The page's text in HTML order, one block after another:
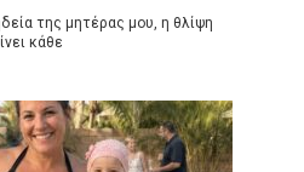
της μητέρας μου, η θλίψη
κάθε